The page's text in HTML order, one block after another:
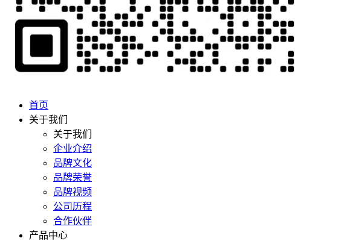
首页
关于我们
关于我们
企业介绍
品牌文化
品牌荣誉
品牌视频
公司历程
合作伙伴
产品中心